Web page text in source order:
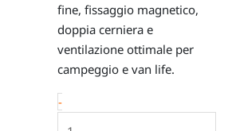
fine, fissaggio magnetico,
doppia cerniera e
ventilazione ottimale per
campeggio e van life.
-Zanzariera